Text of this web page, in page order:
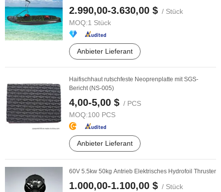
2.990,00-3.630,00 $ / Stück
MOQ:1 Stück
Anbieter Lieferant
Haifischhaut rutschfeste Neoprenplatte mit SGS-
Bericht (NS-005)
4,00-5,00 $ / PCS
MOQ:100 PCS
Anbieter Lieferant
60V 5.5kw 50kg Antrieb Elektrisches Hydrofoil Thruster
1.000,00-1.100,00 $ / Stück